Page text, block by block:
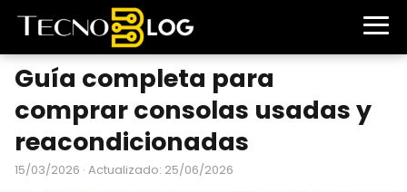
Guía completa para
comprar consolas usadas y
reacondicionadas
15/03/2026 · Actualizado: 25/06/2026